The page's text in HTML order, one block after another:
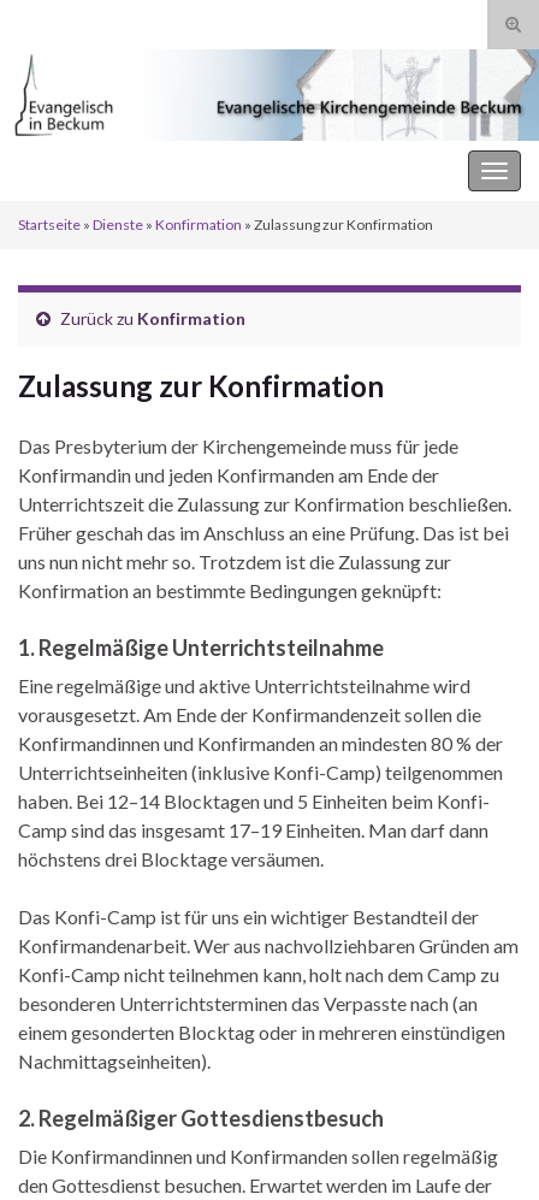
Startseite » Dienste » Konfirmation » Zulassung zur Konfirmation
Zurück zu Konfirmation
Zulassung zur Konfirmation
Das Presbyterium der Kirchengemeinde muss für jede
Konfirmandin und jeden Konfirmanden am Ende der
Unterrichtszeit die Zulassung zur Konfirmation beschließen.
Früher geschah das im Anschluss an eine Prüfung. Das ist bei
uns nun nicht mehr so. Trotzdem ist die Zulassung zur
Konfirmation an bestimmte Bedingungen geknüpft:
1. Regelmäßige Unterrichtsteilnahme
Eine regelmäßige und aktive Unterrichtsteilnahme wird
vorausgesetzt. Am Ende der Konfirmandenzeit sollen die
Konfirmandinnen und Konfirmanden an mindesten 80 % der
Unterrichtseinheiten (inklusive Konfi-Camp) teilgenommen
haben. Bei 12–14 Blocktagen und 5 Einheiten beim Konfi-
Camp sind das insgesamt 17–19 Einheiten. Man darf dann
höchstens drei Blocktage versäumen.
Das Konfi-Camp ist für uns ein wichtiger Bestandteil der
Konfirmandenarbeit. Wer aus nachvollziehbaren Gründen am
Konfi-Camp nicht teilnehmen kann, holt nach dem Camp zu
besonderen Unterrichtsterminen das Verpasste nach (an
einem gesonderten Blocktag oder in mehreren einstündigen
Nachmittagseinheiten).
2. Regelmäßiger Gottesdienstbesuch
Die Konfirmandinnen und Konfirmanden sollen regelmäßig
den Gottesdienst besuchen. Erwartet werden im Laufe der